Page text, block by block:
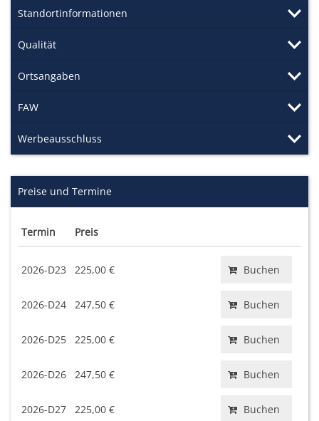
Standortinformationen
Qualität
Ortsangaben
FAW
Werbeausschluss
Preise und Termine
Termin Preis
2026-D23 225,00 € Buchen
2026-D24 247,50 € Buchen
2026-D25 225,00 € Buchen
2026-D26 247,50 € Buchen
2026-D27 225,00 € Buchen